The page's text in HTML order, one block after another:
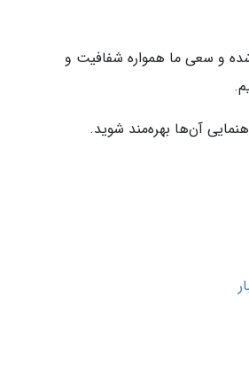
و سعی ما همواره شفافیت و
آن‌ها بهره‌مند شوید.